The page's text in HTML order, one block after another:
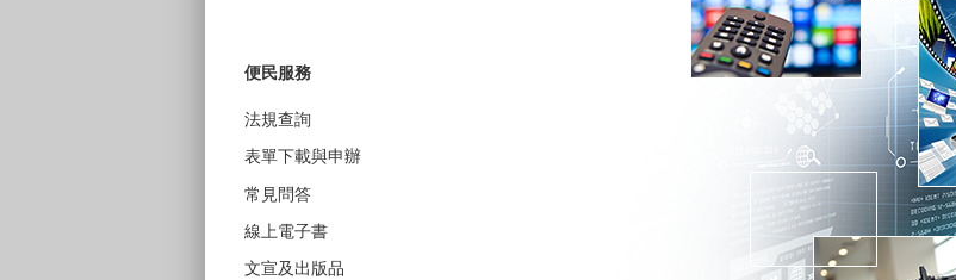
便民服務
法規查詢
表單下載與申辦
常見問答
線上電子書
文宣及出版品